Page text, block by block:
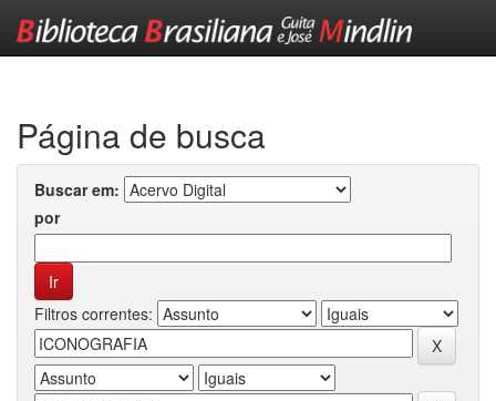
Página de busca
Buscar em:
por
Filtros correntes: